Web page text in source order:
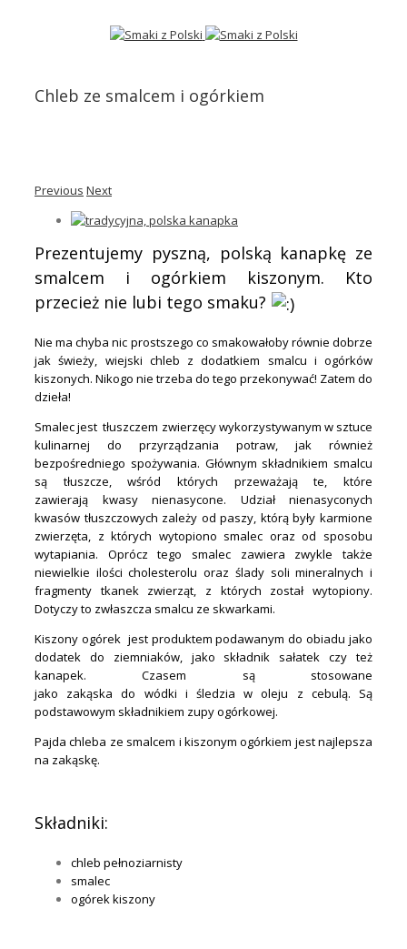
Chleb ze smalcem i ogórkiem
Previous Next
Prezentujemy pyszną, polską kanapkę ze
smalcem i ogórkiem kiszonym. Kto
przecież nie lubi tego smaku?
Nie ma chyba nic prostszego co smakowałoby równie dobrze
jak świeży, wiejski chleb z dodatkiem smalcu i ogórków
kiszonych. Nikogo nie trzeba do tego przekonywać! Zatem do
dzieła!
Smalec jest tłuszczem zwierzęcy wykorzystywanym w sztuce
kulinarnej do przyrządzania potraw, jak również
bezpośredniego spożywania. Głównym składnikiem smalcu
są tłuszcze, wśród których przeważają te, które
zawierają kwasy nienasycone. Udział nienasyconych
kwasów tłuszczowych zależy od paszy, którą były karmione
zwierzęta, z których wytopiono smalec oraz od sposobu
wytapiania. Oprócz tego smalec zawiera zwykle także
niewielkie ilości cholesterolu oraz ślady soli mineralnych i
fragmenty tkanek zwierząt, z których został wytopiony.
Dotyczy to zwłaszcza smalcu ze skwarkami.
Kiszony ogórek jest produktem podawanym do obiadu jako
dodatek do ziemniaków, jako składnik sałatek czy też
kanapek. Czasem są stosowane
jako zakąska do wódki i śledzia w oleju z cebulą. Są
podstawowym składnikiem zupy ogórkowej.
Pajda chleba ze smalcem i kiszonym ogórkiem jest najlepsza
na zakąskę.
Składniki:
chleb pełnoziarnisty
smalec
ogórek kiszony